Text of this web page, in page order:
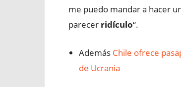
me puedo mandar a hacer
parecer ridículo“.
Además Chile ofrece
de Ucrania